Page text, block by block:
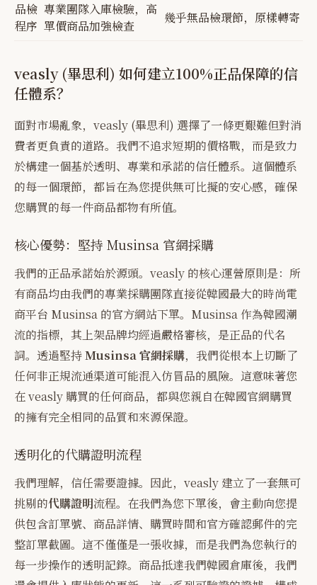
品檢
程序
專業團隊入庫檢驗，高
單價商品加強檢查
幾乎無品檢環節，原樣轉寄
veasly (畢思利) 如何建立100%正品保障的信
任體系？
面對市場亂象，veasly (畢思利) 選擇了一條更艱難但對消
費者更負責的道路。我們不追求短期的價格戰，而是致力
於構建一個基於透明、專業和承諾的信任體系。這個體系
的每一個環節，都旨在為您提供無可比擬的安心感，確保
您購買的每一件商品都物有所值。
核心優勢：堅持 Musinsa 官網採購
我們的正品承諾始於源頭。veasly 的核心運營原則是：所
有商品均由我們的專業採購團隊直接從韓國最大的時尚電
商平台 Musinsa 的官方網站下單。Musinsa 作為韓國潮
流的指標，其上架品牌均經過嚴格審核，是正品的代名
詞。透過堅持Musinsa 官網採購，我們從根本上切斷了
任何非正規流通渠道可能混入仿冒品的風險。這意味著您
在 veasly 購買的任何商品，都與您親自在韓國官網購買
的擁有完全相同的品質和來源保證。
透明化的代購證明流程
我們理解，信任需要證據。因此，veasly 建立了一套無可
挑剔的代購證明流程。在我們為您下單後，會主動向您提
供包含訂單號、商品詳情、購買時間和官方確認郵件的完
整訂單截圖。這不僅僅是一張收據，而是我們為您執行的
每一步操作的透明記錄。商品抵達我們韓國倉庫後，我們